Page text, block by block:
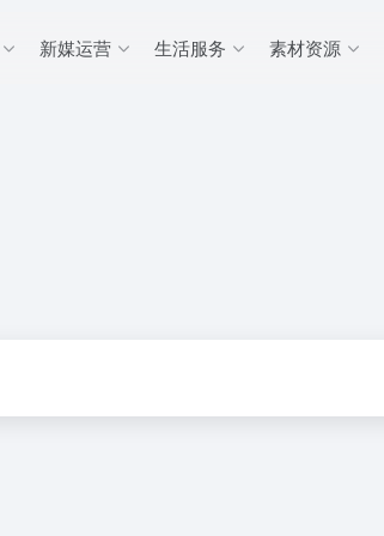
新媒运营 生活服务 素材资源